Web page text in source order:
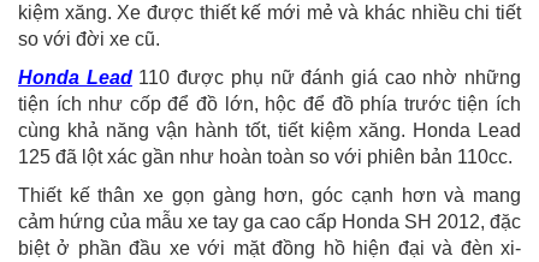
kiệm xăng. Xe được thiết kế mới mẻ và khác nhiều chi tiết
so với đời xe cũ.
Honda Lead110 được phụ nữ đánh giá cao nhờ những
tiện ích như cốp để đồ lớn, hộc để đồ phía trước tiện ích
cùng khả năng vận hành tốt, tiết kiệm xăng. Honda Lead
125 đã lột xác gần như hoàn toàn so với phiên bản 110cc.
Thiết kế thân xe gọn gàng hơn, góc cạnh hơn và mang
cảm hứng của mẫu xe tay ga cao cấp Honda SH 2012, đặc
biệt ở phần đầu xe với mặt đồng hồ hiện đại và đèn xi-